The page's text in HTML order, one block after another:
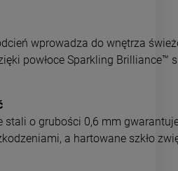
wprowadza do wnętrza
powłoce Sparkling
stali o grubości 0,6 mm
a hartowane szkło